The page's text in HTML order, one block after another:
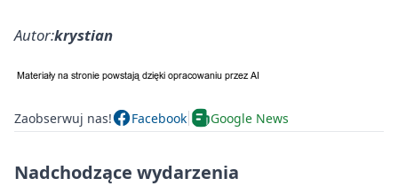
Autor:krystian
Zaobserwuj nas! Facebook Google News
Nadchodzące wydarzenia